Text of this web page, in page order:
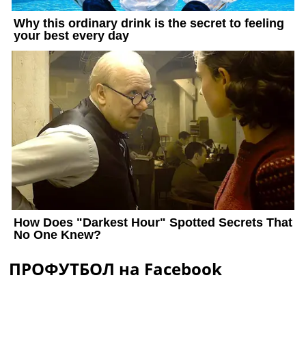
ПРОФУТБОЛ на Facebook